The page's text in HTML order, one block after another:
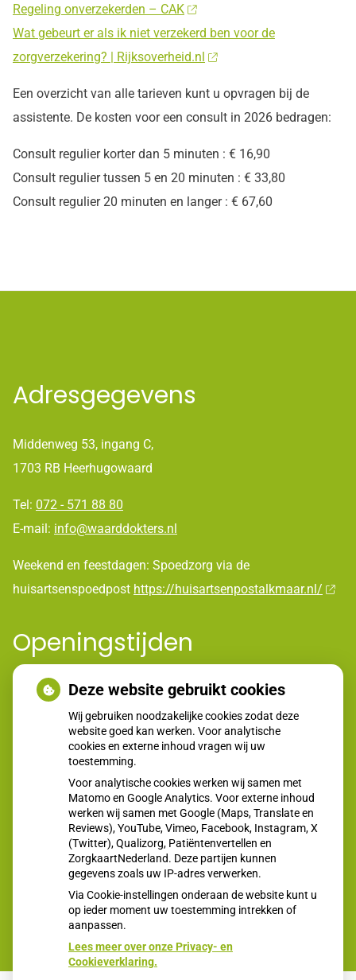
Regeling onverzekerden – CAK
Wat gebeurt er als ik niet verzekerd ben voor de
zorgverzekering? | Rijksoverheid.nl
Een overzicht van alle tarieven kunt u opvragen bij de
assistente. De kosten voor een consult in 2026 bedragen:
Consult regulier korter dan 5 minuten : € 16,90
Consult regulier tussen 5 en 20 minuten : € 33,80
Consult regulier 20 minuten en langer : € 67,60
Adresgegevens
Middenweg 53, ingang C,
1703 RB Heerhugowaard
Tel: 072 - 571 88 80
E-mail: info@waarddokters.nl
Weekend en feestdagen: Spoedzorg via de
huisartsenspoedpost https://huisartsenpostalkmaar.nl/
Openingstijden
Maandag: 08:00tot
- 12:00
08:00tot
- 12:00
14:00tot
- 17:00
Woensdag:
Donderdag:
08:00tot
- 12:00
14:00tot
- 17:00
08:00tot
- 12:00
14:00 tot
- 17:00
Zaterdag:
Gesloten - -
Gesloten - -
Deze website gebruikt cookies
Wij gebruiken noodzakelijke cookies zodat deze
website goed kan werken. Voor analytische
cookies en externe inhoud vragen wij uw
toestemming.
Voor analytische cookies werken wij samen met
Matomo en Google Analytics. Voor externe inhoud
werken wij samen met Google (Maps, Translate en
Reviews), YouTube, Vimeo, Facebook, Instagram, X
(Twitter), Qualizorg, Patiëntenvertellen en
ZorgkaartNederland. Deze partijen kunnen
gegevens zoals uw IP-adres verwerken.
Via Cookie-instellingen onderaan de website kunt u
op ieder moment uw toestemming intrekken of
aanpassen.
Lees meer over onze Privacy- en
Cookieverklaring.